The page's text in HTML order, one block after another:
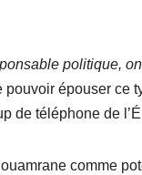
politique,
épouser ce
de téléphone de
comme